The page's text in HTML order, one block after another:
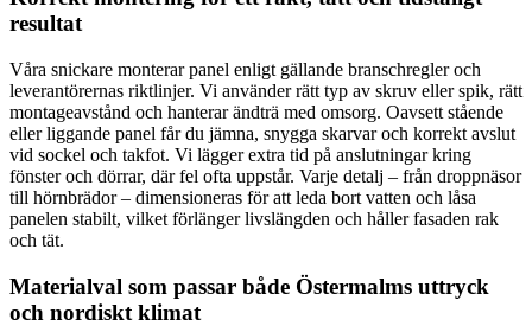
resultat
Våra snickare monterar panel enligt gällande branschregler och
leverantörernas riktlinjer. Vi använder rätt typ av skruv eller spik, rätt
montageavstånd och hanterar ändträ med omsorg. Oavsett stående
eller liggande panel får du jämna, snygga skarvar och korrekt avslut
vid sockel och takfot. Vi lägger extra tid på anslutningar kring
fönster och dörrar, där fel ofta uppstår. Varje detalj – från droppnäsor
till hörnbrädor – dimensioneras för att leda bort vatten och låsa
panelen stabilt, vilket förlänger livslängden och håller fasaden rak
och tät.
Materialval som passar både Östermalms uttryck
och nordiskt klimat